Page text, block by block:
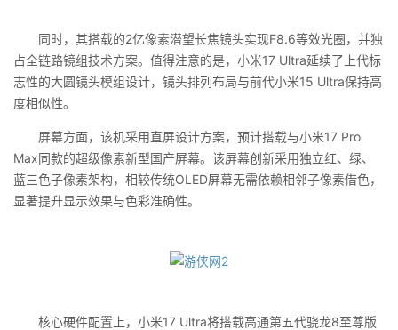
同时，其搭载的2亿像素潜望长焦镜头实现F8.6等效光圈，并独
占全链路镜组技术方案。值得注意的是，小米17 Ultra延续了上代标
志性的大圆镜头模组设计，镜头排列布局与前代小米15 Ultra保持高
度相似性。
屏幕方面，该机采用直屏设计方案，预计搭载与小米17 Pro
Max同款的超级像素新型国产屏幕。该屏幕创新采用独立红、绿、
蓝三色子像素架构，相较传统OLED屏幕无需依赖相邻子像素借色，
显著提升显示效果与色彩准确性。
核心硬件配置上，小米17 Ultra将搭载高通第五代骁龙8至尊版